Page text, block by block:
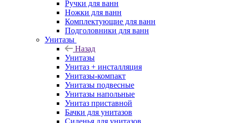
Ручки для ванн
Ножки для ванн
Комплектующие для ванн
Подголовники для ванн
Унитазы
Назад
Унитазы
Унитаз + инсталляция
Унитазы-компакт
Унитазы подвесные
Унитазы напольные
Унитаз приставной
Бачки для унитазов
Сиденья для унитазов